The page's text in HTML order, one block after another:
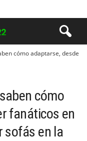
cómo adaptarse, desde
cómo
fanáticos en
sofás en la